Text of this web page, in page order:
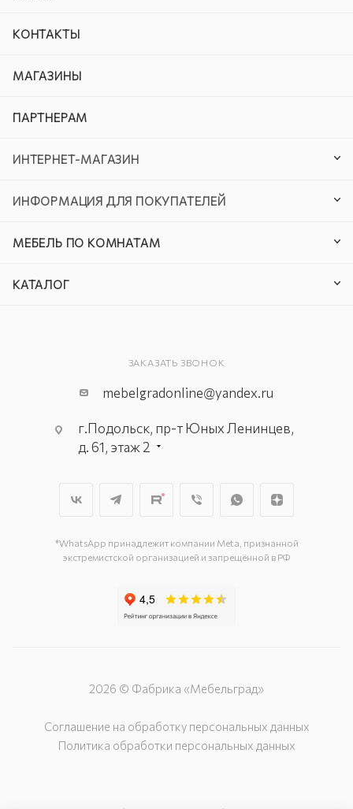
КОНТАКТЫ
МАГАЗИНЫ
ПАРТНЕРАМ
ИНТЕРНЕТ-МАГАЗИН
ИНФОРМАЦИЯ ДЛЯ ПОКУПАТЕЛЕЙ
МЕБЕЛЬ ПО КОМНАТАМ
КАТАЛОГ
ЗАКАЗАТЬ ЗВОНОК
mebelgradonline@yandex.ru
г.Подольск, пр-т Юных Ленинцев,
д. 61, этаж 2
г. Подольск, ул. Станционная, д. 11
*WhatsApp принадлежит компании Meta, признанной
экстремистской организацией и запрещённой в РФ
2026 © Фабрика «Мебельград»
Соглашение на обработку персональных данных
Политика обработки персональных данных